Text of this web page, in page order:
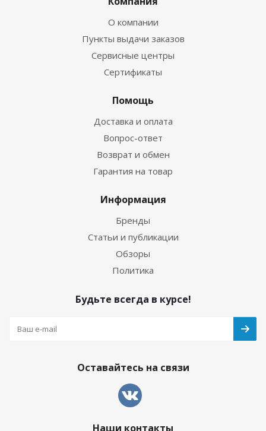
О компании
Пункты выдачи заказов
Сервисные центры
Сертификаты
Помощь
Доставка и оплата
Вопрос-ответ
Возврат и обмен
Гарантия на товар
Информация
Бренды
Статьи и публикации
Обзоры
Политика
Будьте всегда в курсе!
Оставайтесь на связи
Наши контакты